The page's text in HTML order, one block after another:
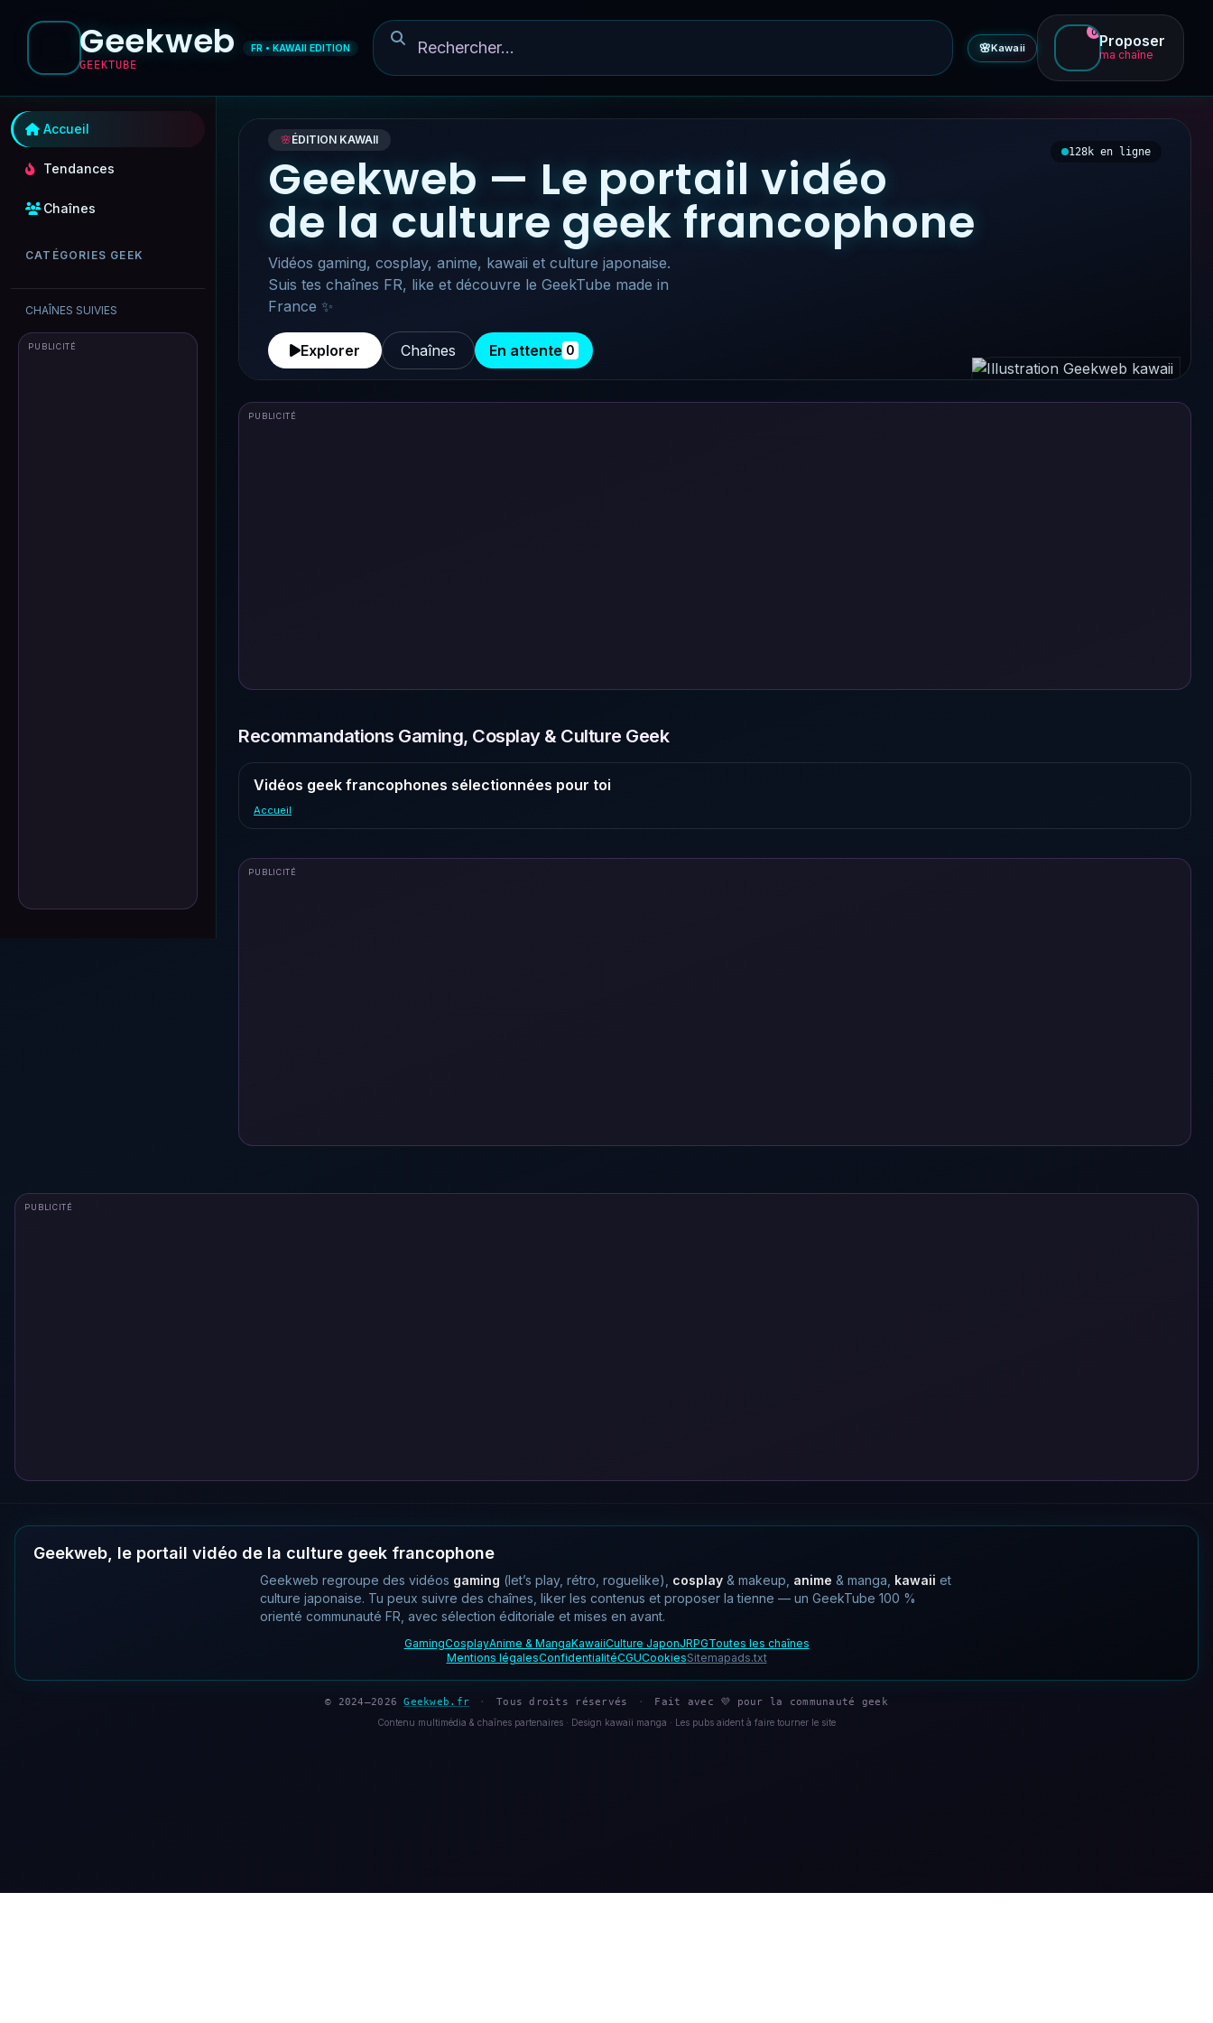
Geekweb
GEEKTUBE
FR • KAWAII EDITION 🌸Kawaii
0 Proposer
ma chaîne
Accueil
Tendances
Chaînes
CATÉGORIES GEEK
CHAÎNES SUIVIES
PUBLICITÉ
🌸ÉDITION KAWAII
Geekweb — Le portail vidéo
de la culture geek francophone
Vidéos gaming, cosplay, anime, kawaii et culture japonaise.
Suis tes chaînes FR, like et découvre le GeekTube made in
France ✨
Explorer Chaînes En attente 0
128k en ligne
PUBLICITÉ
Recommandations Gaming, Cosplay & Culture Geek
Vidéos geek francophones sélectionnées pour toi
Accueil
PUBLICITÉ
PUBLICITÉ
Geekweb, le portail vidéo de la culture geek francophone
Geekweb regroupe des vidéos gaming (let’s play, rétro, roguelike), cosplay & makeup, anime & manga, kawaii et
culture japonaise. Tu peux suivre des chaînes, liker les contenus et proposer la tienne — un GeekTube 100 %
orienté communauté FR, avec sélection éditoriale et mises en avant.
GamingCosplayAnime & MangaKawaiiCulture JaponJRPGToutes les chaînes
Mentions légalesConfidentialitéCGUCookiesSitemapads.txt
© 2024–2026Geekweb.fr · Tous droits réservés · Fait avec 💜 pour la communauté geek
Contenu multimédia & chaînes partenaires · Design kawaii manga · Les pubs aident à faire tourner le site